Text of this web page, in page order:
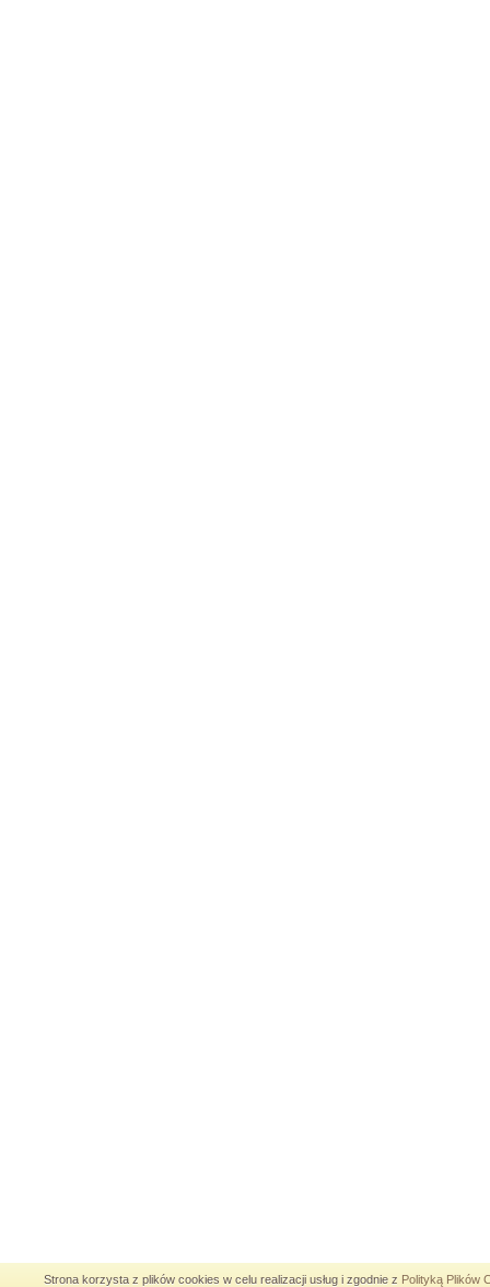
Strona korzysta z plików cookies w celu realizacji usług i zgodnie z Polityką Plików